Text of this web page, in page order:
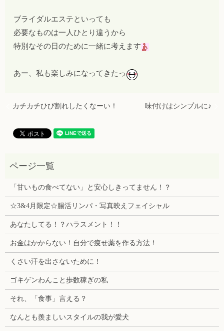
ブライダルエステといっても
必要なものは一人ひとり違うから
特別なその日のために一緒に考えます
あー、私も楽しみになってきたっ
カチカチひび割れしたくなーい！ 味付けはシンプルに♪
「甘いもの食べてない」と安心しきってません！？
☆3&4月限定☆腸活リンパ・写真映えフェイシャル
あなたしてる！？ハラスメント！！
お金はかからない！自分で痩せ薬を作る方法！
くさい汗を出さないために！
ゴキゲンわんこと歩数稼ぎの私
それ、「食事」言える？
なんとも羨ましいスタイルの我が愛犬